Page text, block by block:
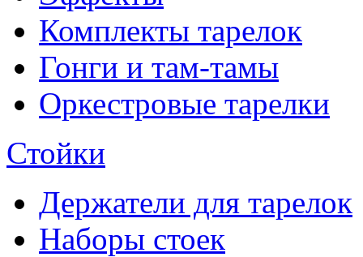
Комплекты тарелок
Гонги и там-тамы
Оркестровые тарелки
Стойки
Держатели для тарелок
Наборы стоек